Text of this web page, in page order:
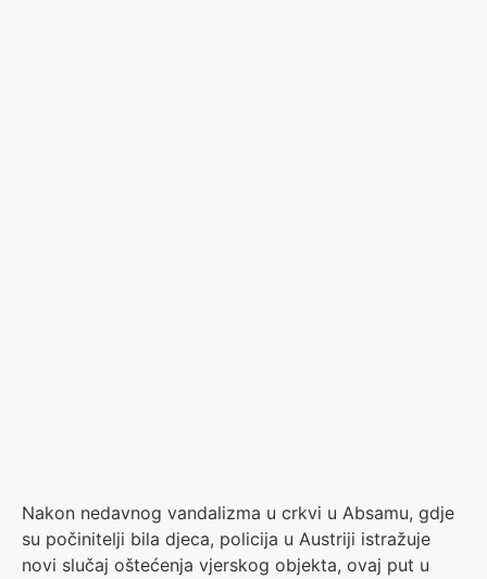
Nakon nedavnog vandalizma u crkvi u Absamu, gdje
su počinitelji bila djeca, policija u Austriji istražuje
novi slučaj oštećenja vjerskog objekta, ovaj put u